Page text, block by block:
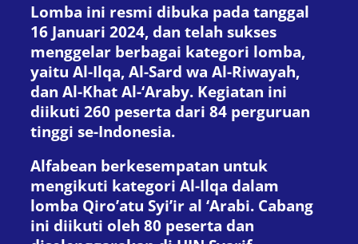
Lomba ini resmi dibuka pada tanggal
16 Januari 2024, dan telah sukses
menggelar berbagai kategori lomba,
yaitu Al-Ilqa, Al-Sard wa Al-Riwayah,
dan Al-Khat Al-‘Araby. Kegiatan ini
diikuti 260 peserta dari 84 perguruan
tinggi se-Indonesia.
Alfabean berkesempatan untuk
mengikuti kategori Al-Ilqa dalam
lomba Qiro’atu Syi’ir al ‘Arabi. Cabang
ini diikuti oleh 80 peserta dan